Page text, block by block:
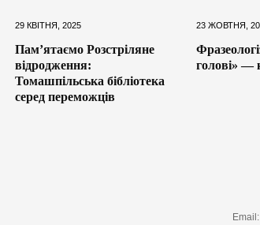
29 КВІТНЯ, 2025
Пам’ятаємо Розстріляне
відродження:
Томашпільська бібліотека
серед переможців
23 ЖОВТНЯ,
голові» —